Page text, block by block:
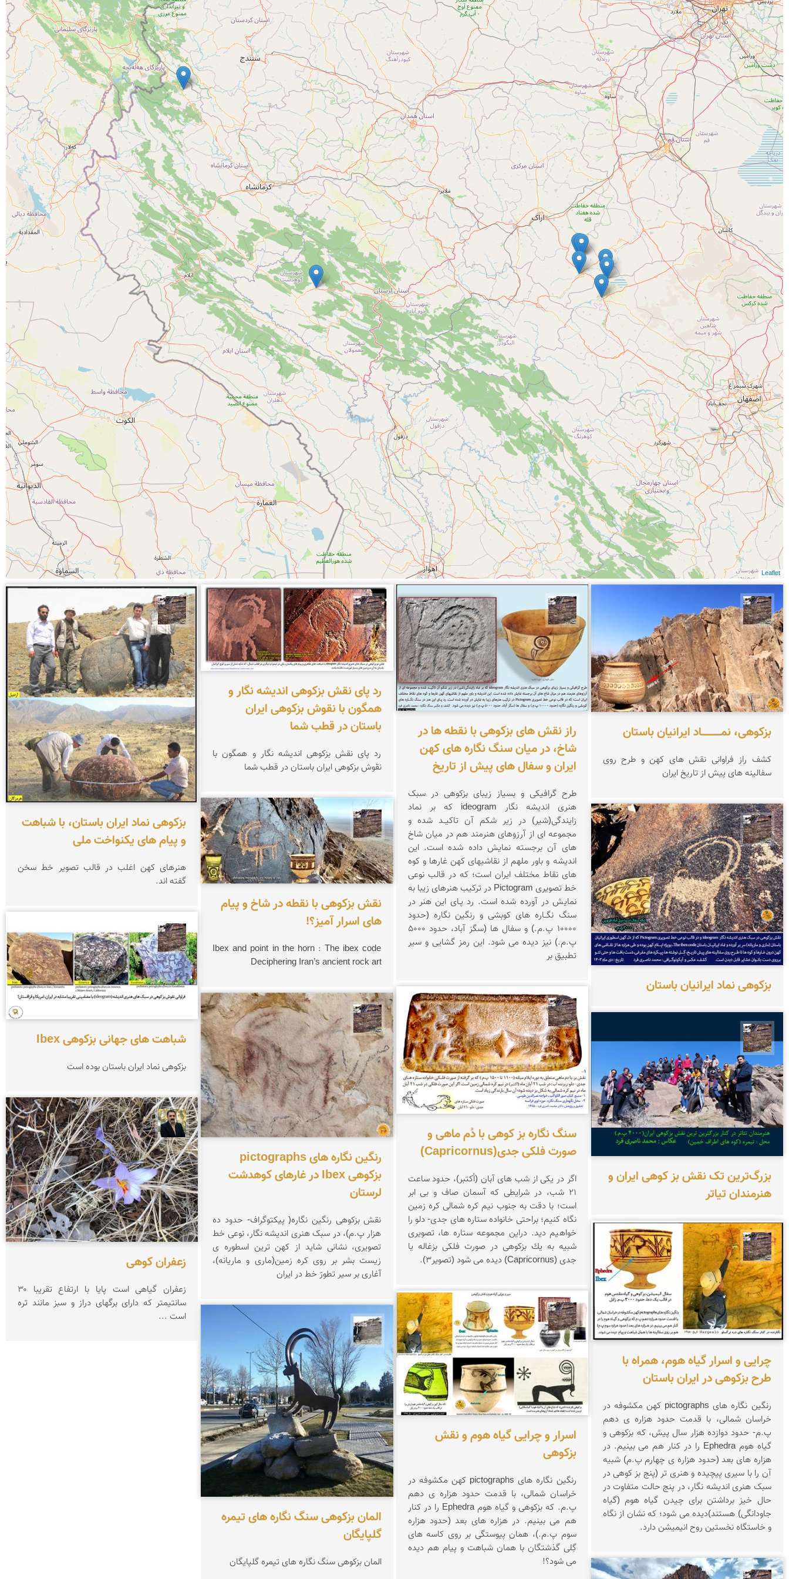
Leaflet
محمد ناصری فرد
بزکوهی، نمـــــــــــاد ایرانیان باستان
کشف راز فراوانی نقش های کهن و طرح روی
سفالینه های پیش از تاریخ ایران
محمد ناصری فرد
بزکوهی نماد ایرانیان باستان
بزرگ‌ترین تک نقش بز کوهی ایران و
هنرمندان تیاتر
محمد ناصری فرد
چرایی و اسرار گیاه هوم، همراه با
طرح بزکوهی در ایران باستان
رنگین نگاره های pictographs کهن مکشوفه در
خراسان شمالی، با قدمت حدود هزاره ی دهم
پ.م- حدود دوازده هزار سال پیش، که بزکوهی و
گیاه هوم Ephedra را در کنار هم می بینیم. در
هزاره های بعد (حدود هزاره ی چهارم پ.م) شبیه
آن را با سیری پیچیده و هنری تر (پنج بز کوهی در
سبک هنری اندیشه نگار، در پنج حالت متفاوت در
حال خیز برداشتن برای چیدن گیاه هوم (گیاه
جاودانگی) هستند)دیده می شود؛ که نشان از نگاه
و خاستگاه نخستین روح انیمیشن دارد.
محمد ناصری فرد
راز نقش های بزکوهی با نقطه ها در
شاخ، در میان سنگ نگاره های کهن
ایران و سفال های پیش از تاریخ
طرح گرافیکی و بسیاز زیبای بزکوهی در سبک
هنری اندیشه نگار ideogram که بر نماد
زایندگی(شیر) در زیر شکم آن تاکیــد شده و
مجموعه ای از آرزوهای هنرمند هم در میان شاخ
های آن برجسته نمایش داده شده است. این
اندیشه و باور ملهم از نقاشیهای کهن غارها و کوه
های نقاط مختلف ایران است؛ که در قالب نوعی
خط تصویری Pictogram در ترکیب هنرهای زیبا به
نمایش در آورده شده است. رد پـای این هنر در
سنگ نگــاره های کوبشی و رنگین نگاره (حدود
10000 پ.م.) و سفال ها (سگز آباد، حدود 5000
پ.م.) نیز دیده می شود. این رمز گشایی و سیر
تطبیق بر
محمد ناصری فرد
سنگ نگاره بز کوهی با دُم ماهی و
صورت فلکی جدی(Capricornus)
اگر در یكی از شب های آبان (اُكتبر)، حدود ساعت
21 شب، در شرایطی كه آسمان صاف و بی ابر
است؛ با دقت به جنوب نیم كره شمالی كره زمین
نگاه كنیم؛ براحتی خانواده ستاره های جدی- دلو را
خواهیم دید. دراین مجموعه ستاره ها، تصویری
شبیه به یك بزكوهی در صورت فلکی بزغاله یا
جدی (Capricornus) دیده می شود (تصویر3).
محمد ناصری فرد
اسرار و چرایی گیاه هوم و نقش
بزکوهی
رنگین نگاره های pictographs کهن مکشوفه در
خراسان شمالی، با قدمت حدود هزاره ی دهم
پ.م. که بزکوهی و گیاه هوم Ephedra را در کنار
هم می بینیم. در هزاره های بعد (حدود هزاره
سوم پ.م.)، همان پیوستگی بر روی کاسه های
گِلی گذشتگان با همان شباهت و پیام هم دیده
می شود؟!
محمد ناصری فرد
رد پای نقش بزکوهی اندیشه نگار و
همگون با نقوش بزکوهی ایران
باستان در قطب شما
رد پای نقش بزکوهی اندیشه نگار و همگون با
نقوش بزکوهی ایران باستان در قطب شما
محمد ناصری فرد
نقش بزکوهی با نقطه در شاخ و پیام
های اسرار آمیز؟!
Ibex and point in the horn : The ibex code
Deciphering Iran’s ancient rock art
محمد ناصری فرد
رنگین نگاره های pictographs
بزکوهی Ibex در غارهای کوهدشت
لرستان
نقش بزکوهی رنگین نگاره( پیکتوگراف- حدود ده
هزار پ.م)، در سبک هنری اندیشه نگار، نوعی خط
تصویری، نشانی شاید از کهن ترین اسطوره ی
زیست بشر بر روی کره زمین(ماری و ماریانه)،
آغاری بر سیر تطورّ خط در ایران
محسن جمالی
المان بزکوهی سنگ نگاره های تیمره
گلپایگان
المان بزکوهی سنگ نگاره های تیمره گلپایگان
محمد ناصری فرد
بزکوهی نماد ایران باستان، با شباهت
و پیام های یکنواخت ملی
هنرهای کهن اغلب در قالب تصویر خط سخن
گفته اند.
محمد ناصری فرد
شباهت های جهانی بزکوهی Ibex
بزکوهی نماد ایران باستان بوده است
عدنان مرادی
زعفران کوهی
زعفران گیاهی است پایا با ارتفاع تقریبا ۳۰
سانتیمتر که دارای برگهای دراز و سبز مانند تره
است ...